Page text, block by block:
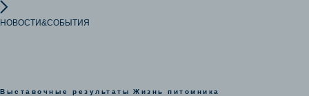
НОВОСТИ&СОБЫТИЯ
Выставочные результаты Жизнь питомника